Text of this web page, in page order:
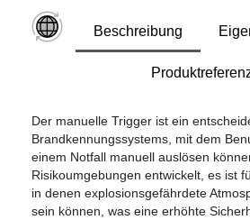
Beschreibung
Der manuelle Trigger ist ein
Brandkennungssystems, mit dem
einem Notfall manuell auslösen
Risikoumgebungen entwickelt, es ist
in denen explosionsgefährdete
sein können, was eine erhöhte